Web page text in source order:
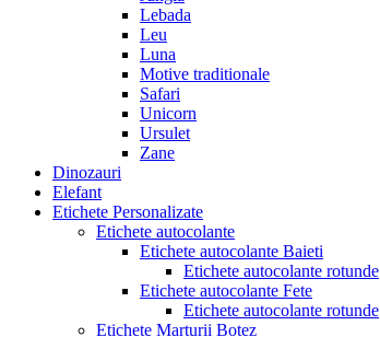
Lebada
Leu
Luna
Motive traditionale
Safari
Unicorn
Ursulet
Zane
Dinozauri
Elefant
Etichete Personalizate
Etichete autocolante
Etichete autocolante Baieti
Etichete autocolante rotunde
Etichete autocolante Fete
Etichete autocolante rotunde
Etichete Marturii Botez